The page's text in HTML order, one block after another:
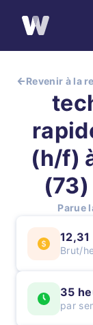
Revenir à la
(h/f)
Parue
12,31
Brut/
35
par